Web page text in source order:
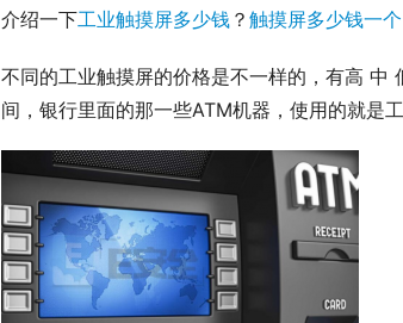
介绍一下工业触摸屏多少钱 ？ 触摸屏多少钱一个
不同的工业触摸屏的价格是不一样的，有高
间，银行里面的那一些ATM机器，使用的就是